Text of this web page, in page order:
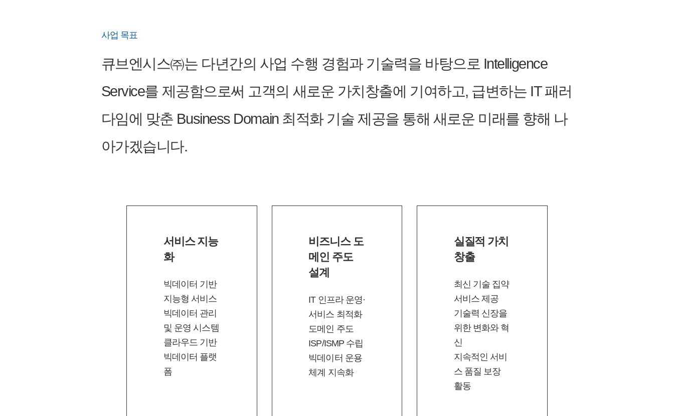
사업 목표
큐브엔시스㈜는 다년간의 사업 수행 경험과 기술력을 바탕으로 Intelligence
Service를 제공함으로써 고객의 새로운 가치창출에 기여하고, 급변하는 IT 패러
다임에 맞춘 Business Domain 최적화 기술 제공을 통해 새로운 미래를 향해 나
아가겠습니다.
서비스 지능
화
빅데이터 기반
지능형 서비스
빅데이터 관리
및 운영 시스템
클라우드 기반
빅데이터 플랫
폼
비즈니스 도
메인 주도
설계
IT 인프라 운영·
서비스 최적화
도메인 주도
ISP/ISMP 수립
빅데이터 운용
체계 지속화
실질적 가치
창출
최신 기술 집약
서비스 제공
기술력 신장을
위한 변화와 혁
신
지속적인 서비
스 품질 보장
활동